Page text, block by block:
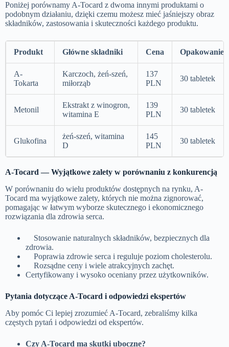
Poniżej porównamy A-Tocard z dwoma innymi produktami o
podobnym działaniu, dzięki czemu możesz mieć jaśniejszy obraz
składników, zastosowania i skuteczności każdego produktu.
Produkt Główne składniki Cena Opakowanie
A-
Tokarta
Karczoch, żeń-szeń,
miłorząb
137
PLN
30 tabletek
Metonil
Ekstrakt z winogron,
witamina E
139
PLN
30 tabletek
Glukofina
żeń-szeń, witamina
D
145
PLN
30 tabletek
A-Tocard — Wyjątkowe zalety w porównaniu z konkurencją
W porównaniu do wielu produktów dostępnych na rynku, A-
Tocard ma wyjątkowe zalety, których nie można zignorować,
pomagając w łatwym wyborze skutecznego i ekonomicznego
rozwiązania dla zdrowia serca.
Stosowanie naturalnych składników, bezpiecznych dla
zdrowia.
Poprawia zdrowie serca i reguluje poziom cholesterolu.
Rozsądne ceny i wiele atrakcyjnych zachęt.
Certyfikowany i wysoko oceniany przez użytkowników.
Pytania dotyczące A-Tocard i odpowiedzi ekspertów
Aby pomóc Ci lepiej zrozumieć A-Tocard, zebraliśmy kilka
częstych pytań i odpowiedzi od ekspertów.
Czy A-Tocard ma skutki uboczne?